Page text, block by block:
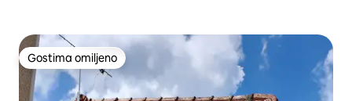
Gostima omiljeno
Gostima omiljeno